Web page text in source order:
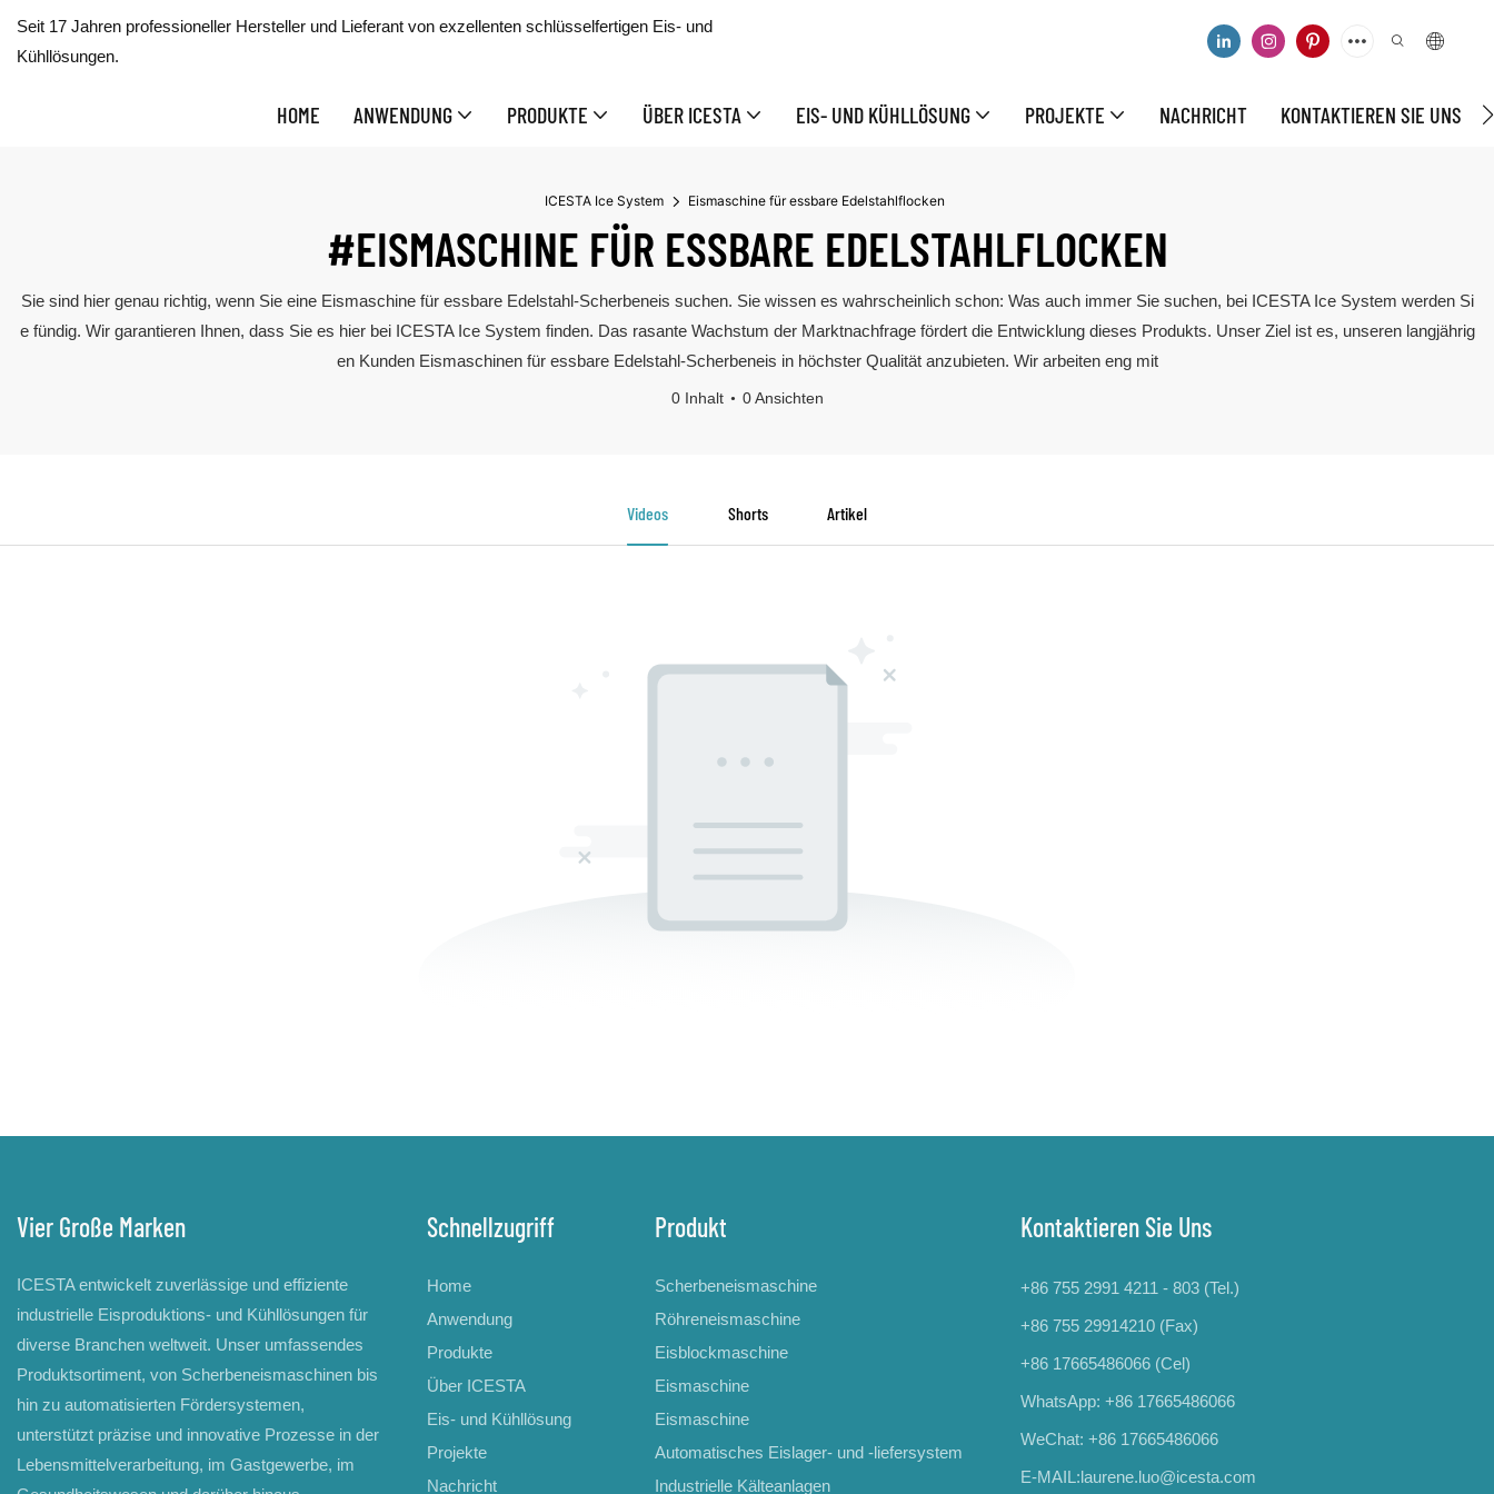
Seit 17 Jahren professioneller Hersteller und Lieferant von exzellenten schlüsselfertigen Eis- und
Kühllösungen.
HOME ANWENDUNG PRODUKTE ÜBER ICESTA EIS- UND KÜHLLÖSUNG PROJEKTE NACHRICHT KONTAKTIEREN SIE UNS
ICESTA Ice System Eismaschine für essbare Edelstahlflocken
#EISMASCHINE FÜR ESSBARE EDELSTAHLFLOCKEN
Sie sind hier genau richtig, wenn Sie eine Eismaschine für essbare Edelstahl-Scherbeneis suchen. Sie wissen es wahrscheinlich schon: Was auch immer Sie suchen, bei ICESTA Ice System werden Si
e fündig. Wir garantieren Ihnen, dass Sie es hier bei ICESTA Ice System finden. Das rasante Wachstum der Marktnachfrage fördert die Entwicklung dieses Produkts. Unser Ziel ist es, unseren langjährig
en Kunden Eismaschinen für essbare Edelstahl-Scherbeneis in höchster Qualität anzubieten. Wir arbeiten eng mit
0 Inhalt 0 Ansichten
Videos Shorts Artikel
Vier Große Marken
ICESTA entwickelt zuverlässige und effiziente
industrielle Eisproduktions- und Kühllösungen für
diverse Branchen weltweit. Unser umfassendes
Produktsortiment, von Scherbeneismaschinen bis
hin zu automatisierten Fördersystemen,
unterstützt präzise und innovative Prozesse in der
Lebensmittelverarbeitung, im Gastgewerbe, im
Schnellzugriff
Home
Anwendung
Produkte
Über ICESTA
Eis- und Kühllösung
Projekte
Nachricht
Produkt
Scherbeneismaschine
Röhreneismaschine
Eisblockmaschine
Eismaschine
Eismaschine
Automatisches Eislager- und -liefersystem
Industrielle Kälteanlagen
Kontaktieren Sie Uns
+86 755 2991 4211 - 803 (Tel.)
+86 755 29914210 (Fax)
+86 17665486066 (Cel)
WhatsApp: +86 17665486066
WeChat: +86 17665486066
E-MAIL:laurene.luo@icesta.com